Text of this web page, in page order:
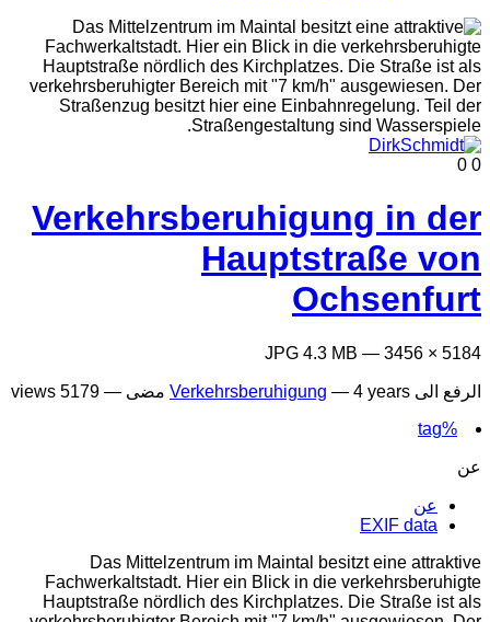
0
0
Verkehrsberuhigung in der
Hauptstraße von
Ochsenfurt
5184 × 3456 — JPG 4.3 MB
الرفع الى Verkehrsberuhigung — 4 years مضى
— 5179 views
%tag
عن
عن
EXIF data
Das Mittelzentrum im Maintal besitzt eine attraktive
Fachwerkaltstadt. Hier ein Blick in die verkehrsberuhigte
Hauptstraße nördlich des Kirchplatzes. Die Straße ist als